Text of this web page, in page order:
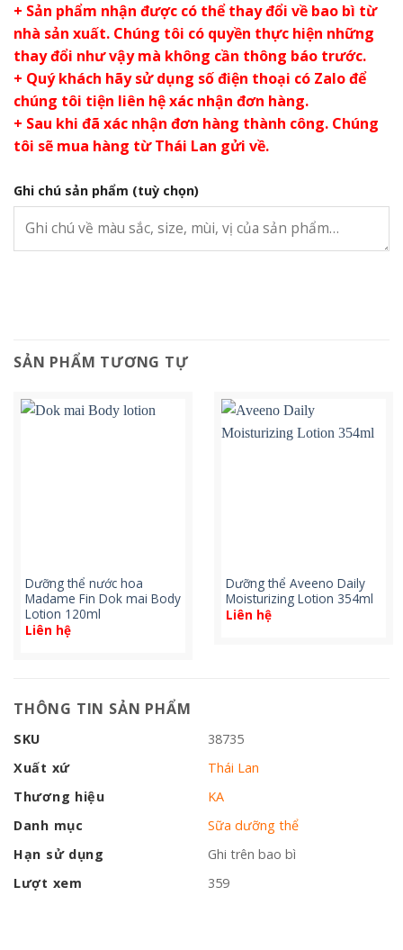
+ Sản phẩm nhận được có thể thay đổi về bao bì từ
nhà sản xuất. Chúng tôi có quyền thực hiện những
thay đổi như vậy mà không cần thông báo trước.
+ Quý khách hãy sử dụng số điện thoại có Zalo để
chúng tôi tiện liên hệ xác nhận đơn hàng.
+ Sau khi đã xác nhận đơn hàng thành công. Chúng
tôi sẽ mua hàng từ Thái Lan gửi về.
Ghi chú sản phẩm (tuỳ chọn)
SẢN PHẨM TƯƠNG TỰ
Dưỡng thể nước hoa
Madame Fin Dok mai Body
Lotion 120ml
Liên hệ
Dưỡng thể Aveeno Daily
Moisturizing Lotion 354ml
Liên hệ
THÔNG TIN SẢN PHẨM
SKU
38735
Xuất xứ
Thái Lan
Thương hiệu
KA
Danh mục
Sữa dưỡng thể
Hạn sử dụng
Ghi trên bao bì
Lượt xem
359